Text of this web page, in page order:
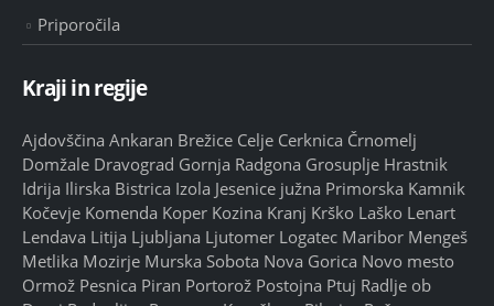
Priporočila
Kraji in regije
Ajdovščina Ankaran Brežice Celje Cerknica Črnomelj
Domžale Dravograd Gornja Radgona Grosuplje Hrastnik
Idrija Ilirska Bistrica Izola Jesenice južna Primorska Kamnik
Kočevje Komenda Koper Kozina Kranj Krško Laško Lenart
Lendava Litija Ljubljana Ljutomer Logatec Maribor Mengeš
Metlika Mozirje Murska Sobota Nova Gorica Novo mesto
Ormož Pesnica Piran Portorož Postojna Ptuj Radlje ob